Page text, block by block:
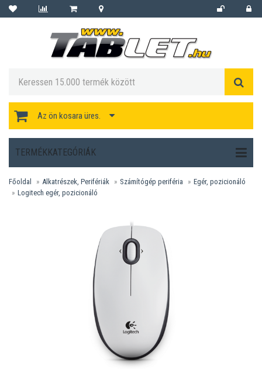
Az ön kosara üres.
TERMÉKKATEGÓRIÁK
Főoldal Alkatrészek, Perifériák Számítógép periféria
Egér, pozicionáló
Logitech egér, pozicionáló